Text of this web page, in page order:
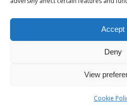
Accept
Deny
View
Cookie
Η σημασία της επιλογής
Όταν υπάρχει υποψία ή διάγνωση
εξειδικευμένο γιατρό. Ο
κατάλληλη εκπαίδευση ώστε να